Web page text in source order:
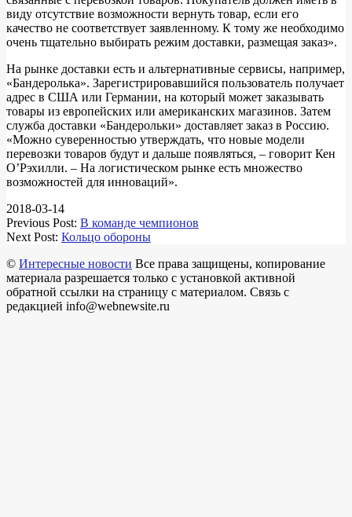
виду отсутствие возможности вернуть товар, если его
качество не соответствует заявленному. К тому же необходимо
очень тщательно выбирать режим доставки, размещая заказ».
На рынке доставки есть и альтернативные сервисы, например,
«Бандеролька». Зарегистрировавшийся пользователь получает
адрес в США или Германии, на который может заказывать
товары из европейских или американских магазинов. Затем
служба доставки «Бандерольки» доставляет заказ в Россию.
«Можно суверенностью утверждать, что новые модели
перевозки товаров будут и дальше появляться, – говорит Кен
О’Рэхилли. – На логистическом рынке есть множество
возможностей для инноваций».
2018-03-14
Previous Post: В команде чемпионов
Next Post: Кольцо обороны
© Интересные новости Все права защищены, копирование
материала разрешается только с установкой активной
обратной ссылки на страницу с материалом. Связь с
редакцией info@webnewsite.ru